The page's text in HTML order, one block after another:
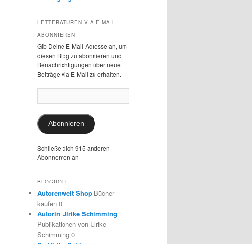
LETTERATUREN VIA E-MAIL
ABONNIEREN
Gib Deine E-Mail-Adresse an, um
diesen Blog zu abonnieren und
Benachrichtigungen über neue
Beiträge via E-Mail zu erhalten.
Mail-
Abonnieren
Schließe dich 915 anderen
Abonnenten an
BLOGROLL
Autorenwelt Shop Bücher
kaufen 0
Autorin Ulrike Schimming
Publikationen von Ulrike
Schimming 0